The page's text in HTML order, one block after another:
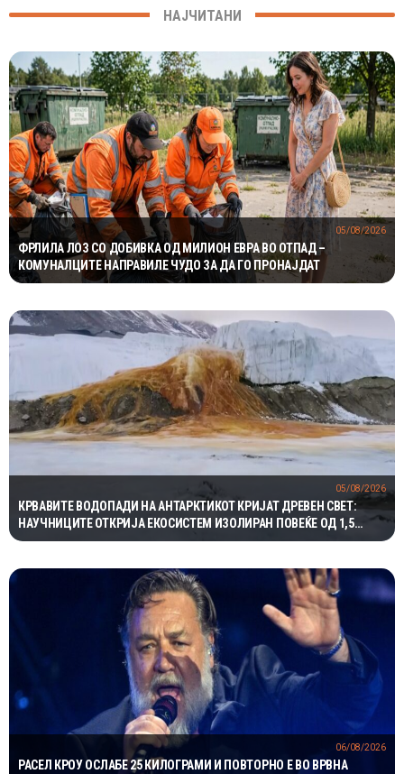
НАЈЧИТАНИ
ФРЛИЛА ЛОЗ СО ДОБИВКА ОД МИЛИОН ЕВРА ВО ОТПАД –
КОМУНАЛЦИТЕ НАПРАВИЛЕ ЧУДО ЗА ДА ГО ПРОНАЈДАТ
05/08/2026
КРВАВИТЕ ВОДОПАДИ НА АНТАРКТИКОТ КРИЈАТ ДРЕВЕН СВЕТ:
НАУЧНИЦИТЕ ОТКРИЈА ЕКОСИСТЕМ ИЗОЛИРАН ПОВЕЌЕ ОД 1,5
МИЛИОНИ ГОДИНИ
05/08/2026
РАСЕЛ КРОУ ОСЛАБЕ 25 КИЛОГРАМИ И ПОВТОРНО Е ВО ВРВНА
06/08/2026